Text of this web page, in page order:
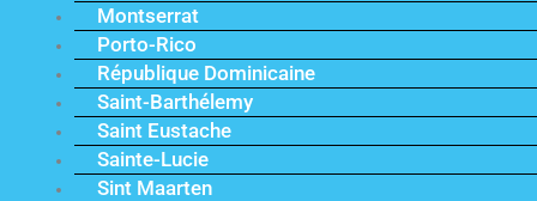
Montserrat
Porto-Rico
République Dominicaine
Saint-Barthélemy
Saint Eustache
Sainte-Lucie
Sint Maarten